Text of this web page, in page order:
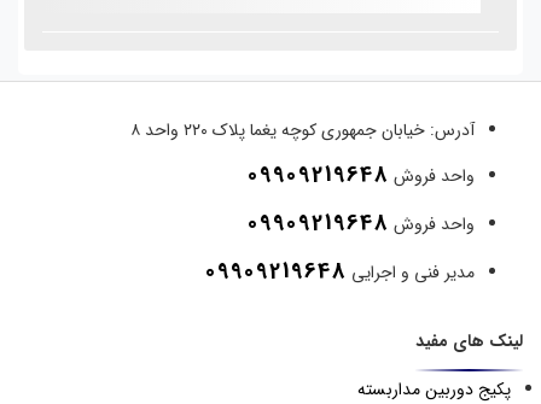
آدرس: خیابان جمهوری کوچه یغما پلاک ۲۲۰ واحد ۸
واحد فروش 09909219648
واحد فروش 09909219648
مدیر فنی و اجرایی 09909219648
لینک های مفید
پکیج دوربین مداربسته